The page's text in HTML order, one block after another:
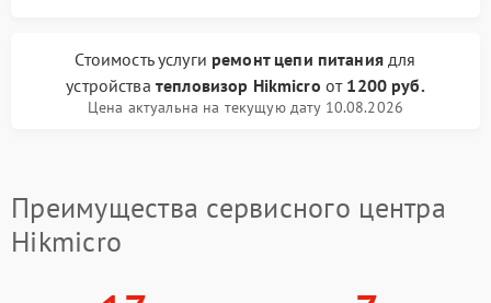
Стоимость услуги ремонт цепи питаниядля
устройства тепловизор Hikmicro от 1200 руб.
Цена актуальна на текущую дату 10.08.2026
Преимущества сервисного центра
Hikmicro